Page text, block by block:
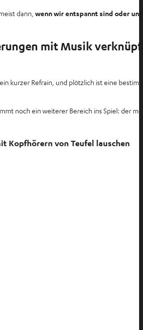
dann, wenn wir entspannt sind oder
mit Musik
kurzer Refrain, und plötzlich ist eine
noch ein weiterer Bereich ins Spiel: der
Kopfhörern von Teufel lauschen